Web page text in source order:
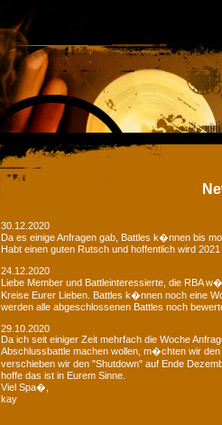
30.12.2020
Da es einige Anfragen gab, Battles k�nnen bis
Habt einen guten Rutsch und hoffentlich wird 2021
24.12.2020
Liebe Member und Battleinteressierte, die RBA
Kreise Eurer Lieben. Battles k�nnen noch eine
werden alle abgeschlossenen Battles noch
29.10.2020
Da ich seit einiger Zeit mehrfach die Woche
Abschlussbattle machen wollen, m�chten wir
verschieben wir den "Shutdown" auf Ende
hoffe das ist in Eurem Sinne.
Viel Spa�,
kay